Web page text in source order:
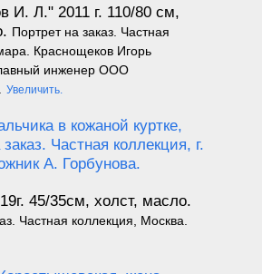
И. Л." 2011 г. 110/80 см,
Портрет на заказ. Частная
Краснощеков Игорь
инженер ООО
Увеличить.
45/35см, холст, масло.
Частная коллекция, Москва.